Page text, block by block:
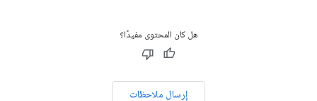
هل كان المحتوى مفيدًا؟
إرسال ملاحظات